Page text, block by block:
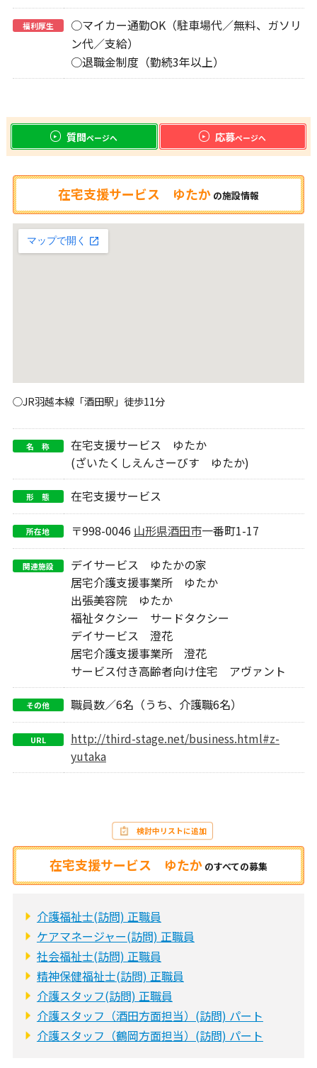
福利厚生
○マイカー通勤OK（駐車場代／無料、ガソリ
ン代／支給）
○退職金制度（勤続3年以上）
質問ページへ 応募ページへ
在宅支援サービス ゆたか の施設情報
○JR羽越本線「酒田駅」徒歩11分
名 称
在宅支援サービス ゆたか
(ざいたくしえんさーびす ゆたか)
形 態 在宅支援サービス
所在地 〒998-0046 山形県酒田市一番町1-17
関連施設
デイサービス ゆたかの家
居宅介護支援事業所 ゆたか
出張美容院 ゆたか
福祉タクシー サードタクシー
デイサービス 澄花
居宅介護支援事業所 澄花
サービス付き高齢者向け住宅 アヴァント
その他 職員数／6名（うち、介護職6名）
URL
http://third-stage.net/business.html#z-
yutaka
在宅支援サービス ゆたか のすべての募集
検討中リストに追加
介護福祉士(訪問) 正職員
ケアマネージャー(訪問) 正職員
社会福祉士(訪問) 正職員
精神保健福祉士(訪問) 正職員
介護スタッフ(訪問) 正職員
介護スタッフ（酒田方面担当）(訪問) パート
介護スタッフ（鶴岡方面担当）(訪問) パート